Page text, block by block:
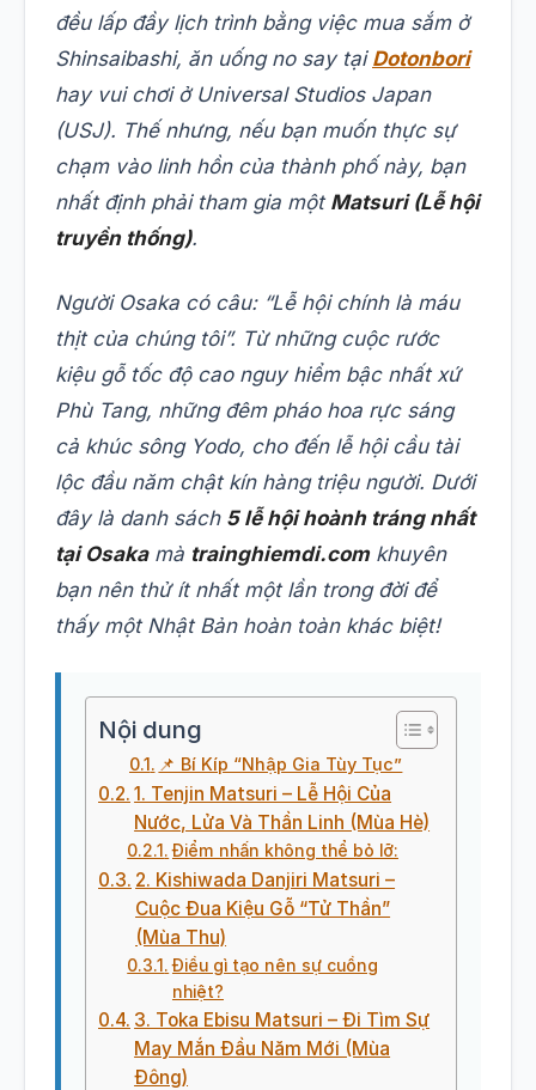
đều lấp đầy lịch trình bằng việc mua sắm ở
Shinsaibashi, ăn uống no say tại Dotonbori
hay vui chơi ở Universal Studios Japan
(USJ). Thế nhưng, nếu bạn muốn thực sự
chạm vào linh hồn của thành phố này, bạn
nhất định phải tham gia một Matsuri (Lễ hội
truyền thống).
Người Osaka có câu: “Lễ hội chính là máu
thịt của chúng tôi”. Từ những cuộc rước
kiệu gỗ tốc độ cao nguy hiểm bậc nhất xứ
Phù Tang, những đêm pháo hoa rực sáng
cả khúc sông Yodo, cho đến lễ hội cầu tài
lộc đầu năm chật kín hàng triệu người. Dưới
đây là danh sách 5 lễ hội hoành tráng nhất
tại Osakamà trainghiemdi.comkhuyên
bạn nên thử ít nhất một lần trong đời để
thấy một Nhật Bản hoàn toàn khác biệt!
Nội dung
📌 Bí Kíp “Nhập Gia Tùy Tục”
1. Tenjin Matsuri – Lễ Hội Của
Nước, Lửa Và Thần Linh (Mùa Hè)
Điểm nhấn không thể bỏ lỡ:
2. Kishiwada Danjiri Matsuri –
Cuộc Đua Kiệu Gỗ “Tử Thần”
(Mùa Thu)
Điều gì tạo nên sự cuồng
nhiệt?
3. Toka Ebisu Matsuri – Đi Tìm Sự
May Mắn Đầu Năm Mới (Mùa
Đông)